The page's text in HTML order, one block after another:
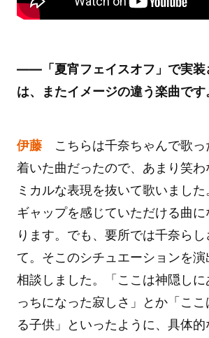
――「夏宵フェイスオフ」で実装
は、またイメージの違う楽曲です
伊藤こちらは千奈ちゃんで歌っ
着いた曲だったので、あまり笑わ
ミカルな表現を抜いて歌いまし
ギャップを感じていただける曲
ります。でも、要所では千奈ら
て。そこのシチュエーションを演
相談しました。「ここは神隠し
っちになった寂しさ」とか「こ
る子供」といったように、具体的